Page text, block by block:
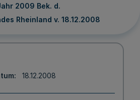
2009 Bek. d.
Rheinland v. 18.12.2008
18.12.2008